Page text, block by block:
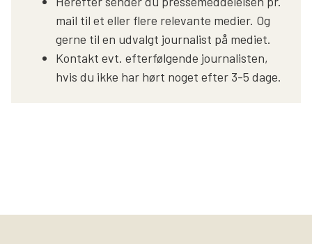
mail til et eller flere relevante medier. Og
gerne til en udvalgt journalist på mediet.
Kontakt evt. efterfølgende journalisten,
hvis du ikke har hørt noget efter 3-5 dage.